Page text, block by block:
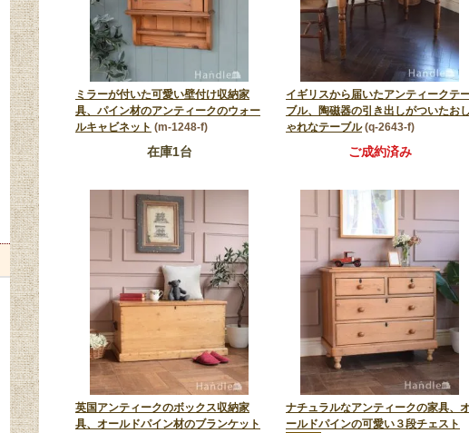
ミラーが付いた可愛い壁付け収納家
具、パイン材のアンティークのウォー
ルキャビネット (m-1248-f)
在庫1台
イギリスから届いたアンティークテ
ブル、陶磁器の引き出しがついたお
ゃれなテーブル (q-2643-f)
ご成約済み
英国アンティークのボックス収納家
具、オールドパイン材のブランケット
ナチュラルなアンティークの家具、
ールドパインの可愛い３段チェスト